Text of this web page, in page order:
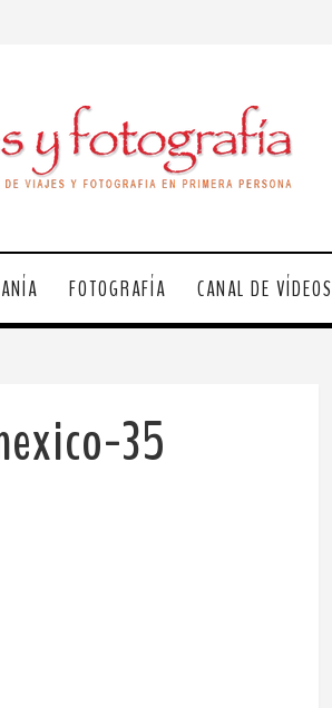
FOTOGRAFÍA CANAL DE VÍDEOS
35